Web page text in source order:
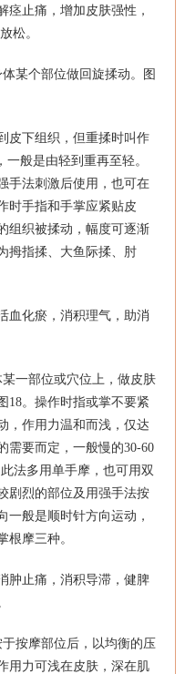
痉止痛，增加皮肤强性，
松。
某个部位做回旋揉动。图
皮下组织，但重揉时叫作
般是由轻到重再至轻。
手法刺激后使用，也可在
时手指和手掌应紧贴皮
组织被揉动，幅度可逐渐
拇指揉、大鱼际揉、肘
血化瘀，消积理气，助消
一部位或穴位上，做皮肤
18。操作时指或掌不要紧
，作用力温和而浅，仅达
需要而定，一般慢的30-60
法多用单手摩，也可用双
剧烈的部位及用强手法按
一般是顺时针方向运动，
根摩三种。
肿止痛，消积导滞，健脾
按摩部位后，以均衡的压
用力可浅在皮肤，深在肌